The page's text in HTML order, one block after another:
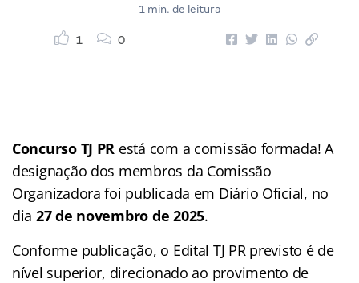
1 min. de leitura
1 0
Concurso TJ PR está com a comissão formada! A
designação dos membros da Comissão
Organizadora foi publicada em Diário Oficial, no
dia 27 de novembro de 2025.
Conforme publicação, o Edital TJ PR previsto é de
nível superior, direcionado ao provimento de